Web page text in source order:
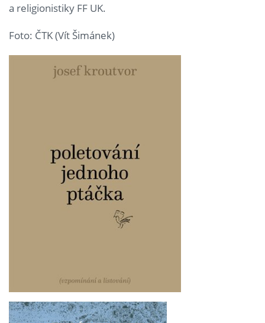
a religionistiky FF UK.
Foto: ČTK (Vít Šimánek)